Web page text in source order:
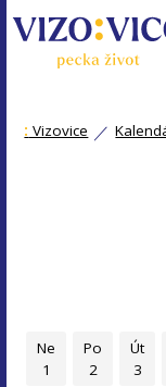
: Vizovice
Ne
1
Po
2
Út
3